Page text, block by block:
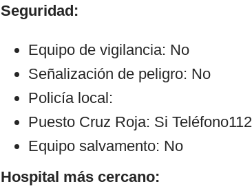
Seguridad:
Equipo de vigilancia: No
Señalización de peligro: No
Policía local:
Puesto Cruz Roja: Si Teléfono112
Equipo salvamento: No
Hospital más cercano: